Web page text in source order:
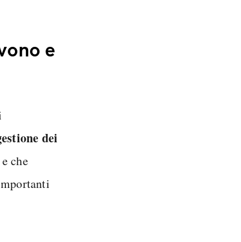
e
dei
che